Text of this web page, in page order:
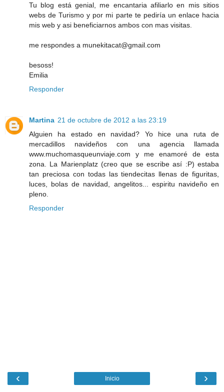
Tu blog está genial, me encantaria afiliarlo en mis sitios
webs de Turismo y por mi parte te pediría un enlace hacia
mis web y asi beneficiarnos ambos con mas visitas.
me respondes a munekitacat@gmail.com
besoss!
Emilia
Responder
Martina 21 de octubre de 2012 a las 23:19
Alguien ha estado en navidad? Yo hice una ruta de
mercadillos navideños con una agencia llamada
www.muchomasqueunviaje.com y me enamoré de esta
zona. La Marienplatz (creo que se escribe así :P) estaba
tan preciosa con todas las tiendecitas llenas de figuritas,
luces, bolas de navidad, angelitos... espiritu navideño en
pleno.
Responder
‹ ›
Inicio